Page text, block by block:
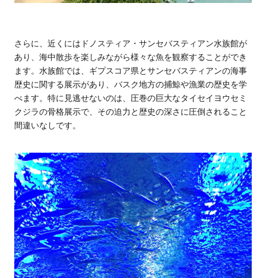
さらに、近くにはドノスティア・サンセバスティアン水族館が
あり、海中散歩を楽しみながら様々な魚を観察することができ
ます。水族館では、ギプスコア県とサンセバスティアンの海事
歴史に関する展示があり、バスク地方の捕鯨や漁業の歴史を学
べます。特に見逃せないのは、圧巻の巨大なタイセイヨウセミ
クジラの骨格展示で、その迫力と歴史の深さに圧倒されること
間違いなしです。